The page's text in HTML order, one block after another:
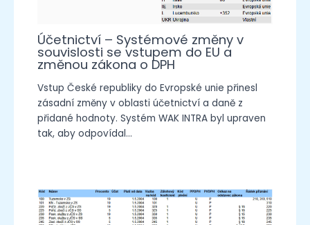
Účetnictví – Systémové změny v
souvislosti se vstupem do EU a
změnou zákona o DPH
Vstup České republiky do Evropské unie přinesl
zásadní změny v oblasti účetnictví a daně z
přidané hodnoty. Systém WAK INTRA byl upraven
tak, aby odpovídal…